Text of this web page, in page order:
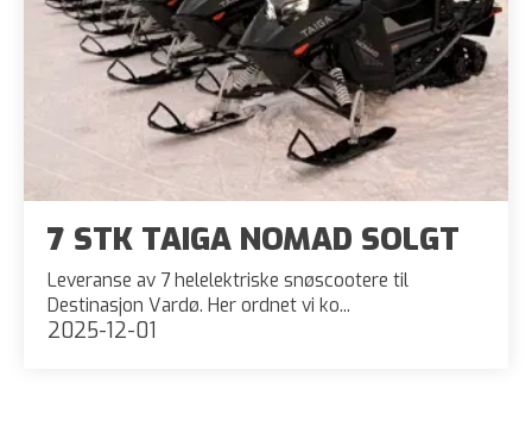
7 STK TAIGA NOMAD SOLGT
Leveranse av 7 helelektriske snøscootere til
Destinasjon Vardø. Her ordnet vi ko...
2025-12-01